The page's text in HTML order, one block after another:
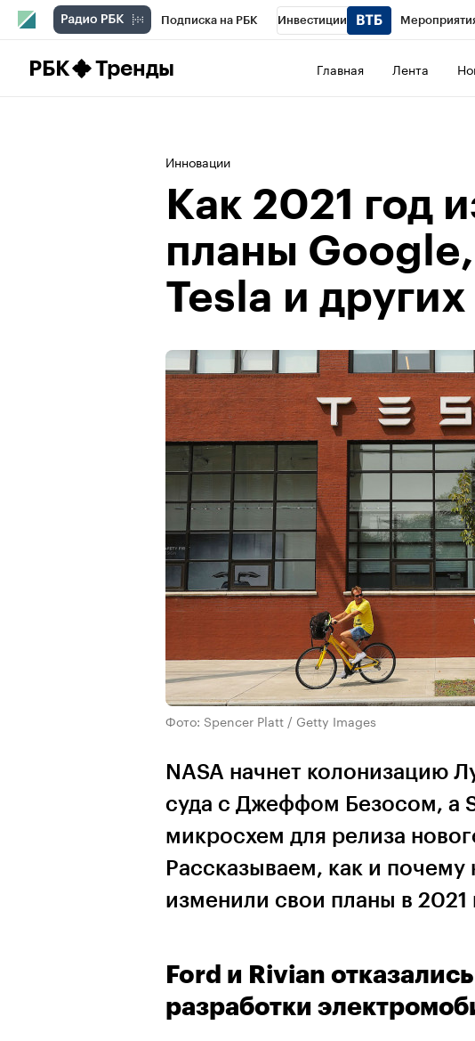
Подписка на РБК Инвестиции
РБК Тренды Главная Лента
Инновации
Как 2021 год
планы
Tesla и
Фото: Spencer Platt / Getty Images
NASA начнет колонизацию
суда с Джеффом Безосом, а
микросхем для релиза
Рассказываем, как и
изменили свои планы в 2021
Ford и Rivian
разработки